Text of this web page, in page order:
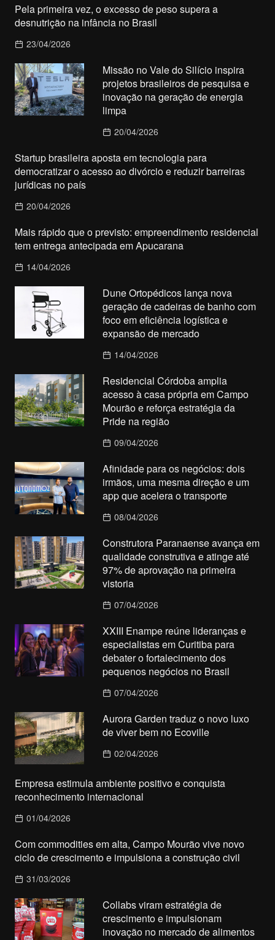
Pela primeira vez, o excesso de peso supera a
desnutrição na infância no Brasil
23/04/2026
Missão no Vale do Silício inspira
projetos brasileiros de pesquisa e
inovação na geração de energia
limpa
20/04/2026
Startup brasileira aposta em tecnologia para
democratizar o acesso ao divórcio e reduzir barreiras
jurídicas no país
20/04/2026
Mais rápido que o previsto: empreendimento residencial
tem entrega antecipada em Apucarana
14/04/2026
Dune Ortopédicos lança nova
geração de cadeiras de banho com
foco em eficiência logística e
expansão de mercado
14/04/2026
Residencial Córdoba amplia
acesso à casa própria em Campo
Mourão e reforça estratégia da
Pride na região
09/04/2026
Afinidade para os negócios: dois
irmãos, uma mesma direção e um
app que acelera o transporte
08/04/2026
Construtora Paranaense avança em
qualidade construtiva e atinge até
97% de aprovação na primeira
vistoria
07/04/2026
XXIII Enampe reúne lideranças e
especialistas em Curitiba para
debater o fortalecimento dos
pequenos negócios no Brasil
07/04/2026
Aurora Garden traduz o novo luxo
de viver bem no Ecoville
02/04/2026
Empresa estimula ambiente positivo e conquista
reconhecimento internacional
01/04/2026
Com commodities em alta, Campo Mourão vive novo
ciclo de crescimento e impulsiona a construção civil
31/03/2026
Collabs viram estratégia de
crescimento e impulsionam
inovação no mercado de alimentos